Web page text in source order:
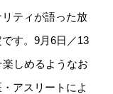
ティが語った放
す。9月6日／13
しめるようなお
アスリートによ